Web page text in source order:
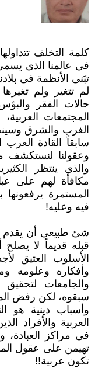
كلمة التخلف
فى عالمنا الذى
تبَنى الأنظمة فى
لم تتغير ولم تغيرها
حالات الفقر
المجتمعات
الغرب والشرق
سابقاً ‏القادة العرب
وعقولنا
والذى ينتظر
مكافأة لهم على
المستمرة
فيه وعليه!‏
شئ طبيعى أن يقدم
قبله قديماً لا
الأسلوب العتيق
وأفكاره وعلومه
والجامعات
‏سبقوه، لكن رفض
وأسباب دينية هو
العربية والأفراد
فى مراكز
تهيمن على عقول
تكون عربية!!‏